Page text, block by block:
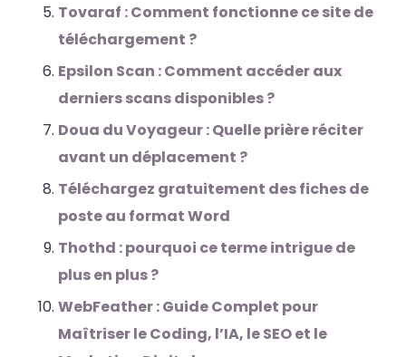
Tovaraf : Comment fonctionne ce site de
téléchargement ?
Epsilon Scan : Comment accéder aux
derniers scans disponibles ?
Doua du Voyageur : Quelle prière réciter
avant un déplacement ?
Téléchargez gratuitement des fiches de
poste au format Word
Thothd : pourquoi ce terme intrigue de
plus en plus ?
WebFeather : Guide Complet pour
Maîtriser le Coding, l’IA, le SEO et le